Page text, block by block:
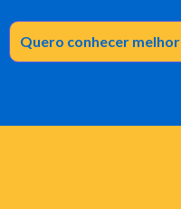
Quero conhecer melhor